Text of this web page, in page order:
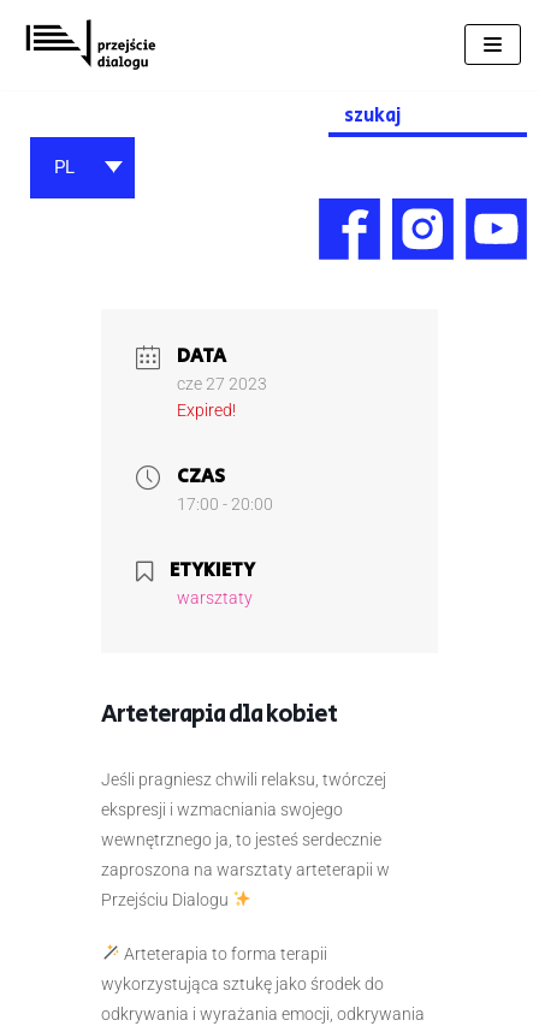
Przejdź
do
Search
for:
PL
DATA
cze 27 2023
Expired!
CZAS
17:00 - 20:00
ETYKIETY
warsztaty
Arteterapia dla kobiet
Jeśli pragniesz chwili relaksu, twórczej
ekspresji i wzmacniania swojego
wewnętrznego ja, to jesteś serdecznie
zaproszona na warsztaty arteterapii w
Przejściu Dialogu
Arteterapia to forma terapii
wykorzystująca sztukę jako środek do
odkrywania i wyrażania emocji, odkrywania